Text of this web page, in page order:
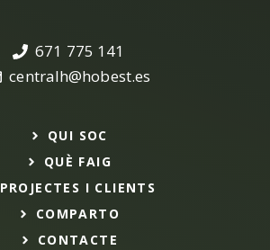
671 775 141
centralh@hobest.es
QUI SOC
QUÈ FAIG
PROJECTES I CLIENTS
COMPARTO
CONTACTE